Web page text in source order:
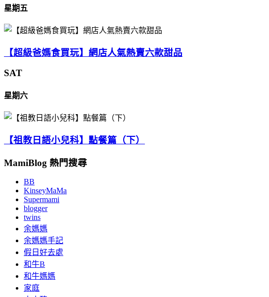
星期五
【超級爸媽食買玩】網店人氣熱賣六款甜品
SAT
星期六
【祖教日語小兒科】點餐篇（下）
MamiBlog 熱門搜尋
BB
KinseyMaMa
Supermami
blogger
twins
余媽媽
余媽媽手記
假日好去處
和牛B
和牛媽媽
家庭